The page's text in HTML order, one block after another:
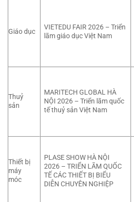
Giáo dục
VIETEDU FAIR 2026 – Triển
lãm giáo dục Việt Nam
Thuỷ
sản
MARITECH GLOBAL HÀ
NỘI 2026 – Triển lãm quốc
tế thuỷ sản Việt Nam
Thiết bị
máy
móc
PLASE SHOW HÀ NỘI
2026 – TRIỂN LÃM QUỐC
TẾ CÁC THIẾT BỊ BIỂU
DIỄN CHUYÊN NGHIỆP